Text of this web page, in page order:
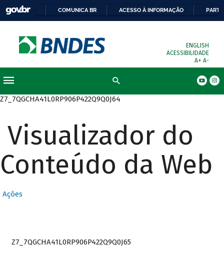
COMUNICA BR ACESSO À INFORMAÇÃO
ENGLISH
ACESSIBILIDADE
A+ A-
Z7_7QGCHA41L0RP906P422Q9Q0J64
Visualizador do
Conteúdo da Web
Ações
Z7_7QGCHA41L0RP906P422Q9Q0J65